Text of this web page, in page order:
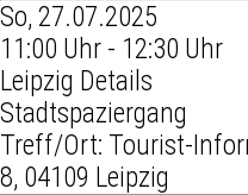
So, 27.07.2025
11:00 Uhr - 12:30 Uhr
Leipzig Details
Stadtspaziergang
Treff/Ort: Tourist-
8, 04109 Leipzig